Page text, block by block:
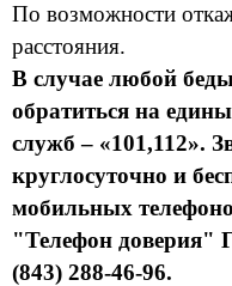
По возможности
расстояния.
В случае любой
обратиться на
служб – «101,112».
круглосуточно и
мобильных
"Телефон
(843) 288-46-96.